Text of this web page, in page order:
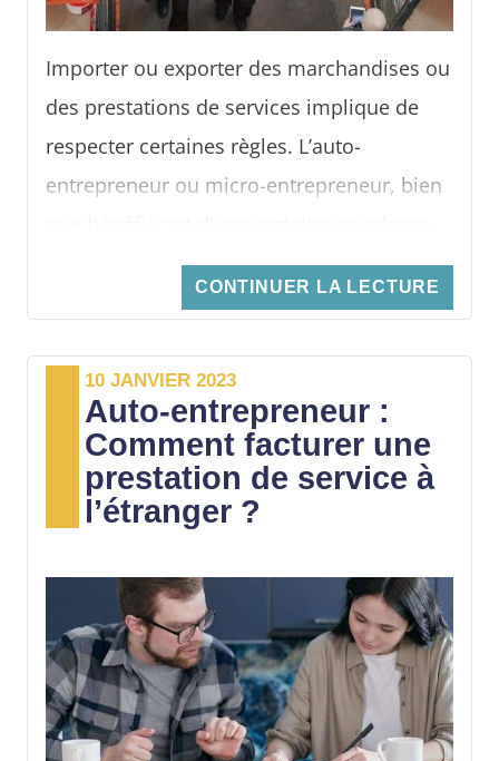
Importer ou exporter des marchandises ou
des prestations de services implique de
respecter certaines règles. L’auto-
entrepreneur ou micro-entrepreneur, bien
dans son activité, n’échappe pas à cette
règle. Ces obligations diffèrent selon que
intracommunautaires
pays membres de l’Union européenne ou
avec de pays tiers.
Tout savoir sur les échanges
entrepreneur.
CONTINUER LA LECTURE
10 JANVIER 2023
Auto-entrepreneur :
Comment facturer une
prestation de service à
l’étranger ?